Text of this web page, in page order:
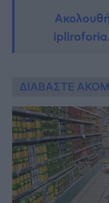
ΔΙΑΒΑΣΤΕ